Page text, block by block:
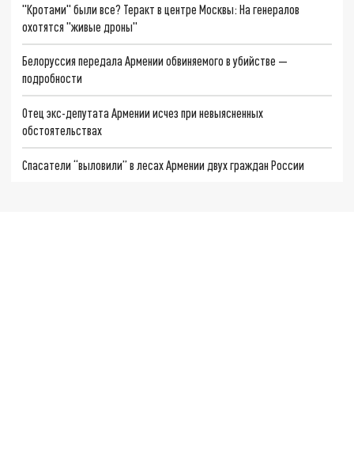
"Кротами" были все? Теракт в центре Москвы: На генералов
охотятся "живые дроны"
Белоруссия передала Армении обвиняемого в убийстве —
подробности
Отец экс-депутата Армении исчез при невыясненных
обстоятельствах
Спасатели “выловили” в лесах Армении двух граждан России